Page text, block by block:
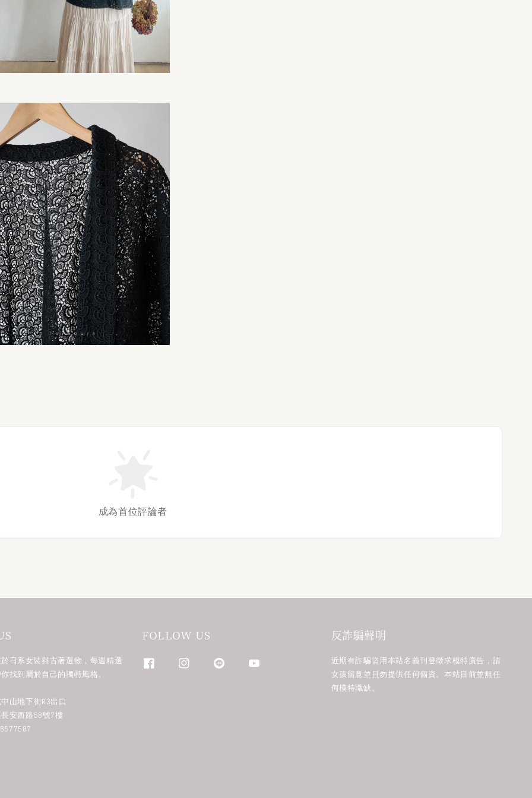
成為首位評論者
於日系女裝與古著選物，每週精選
找到屬於自己的獨特風格。
山地下街R3出口
安西路58號7樓
FOLLOW US 反詐騙聲明
近期有詐騙盜用本站名義刊登徵求模特廣告，請
女孩留意並且勿提供任何個資。本站目前並無任
何模特職缺。